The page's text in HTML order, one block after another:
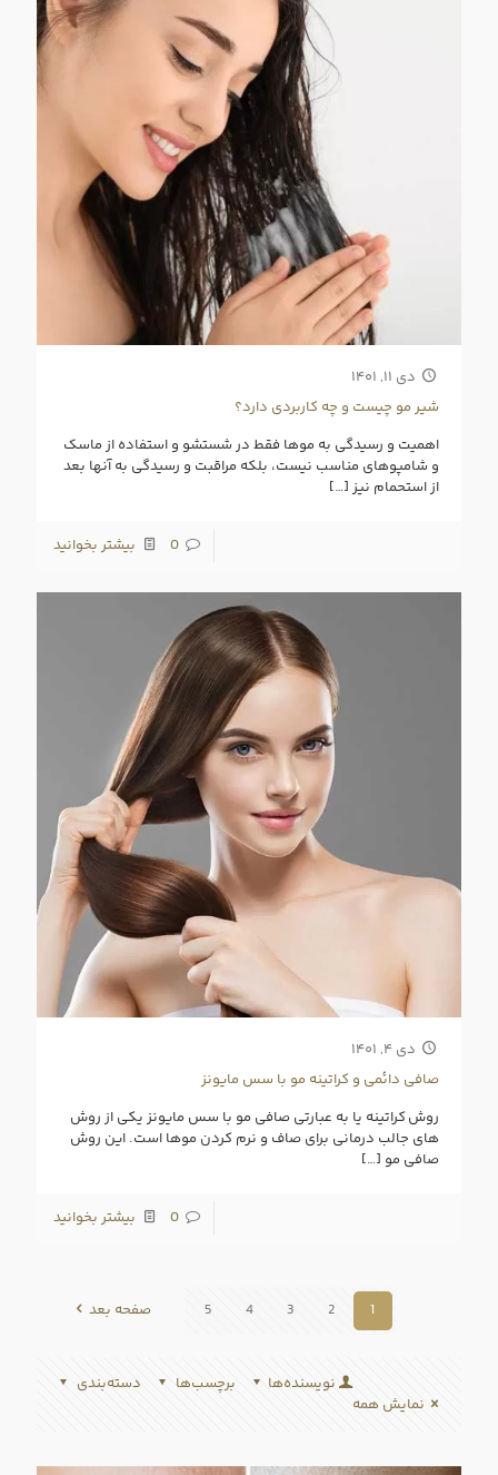
دی ۱۱, ۱۴۰۱
شیر مو چیست و چه کاربردی دارد؟
اهمیت و رسیدگی به موها فقط در شستشو و استفاده از ماسک
و شامپوهای مناسب نیست، بلکه مراقبت و رسیدگی به آنها بعد
از استحمام نیز […]
0 بیشتر بخوانید
دی ۴, ۱۴۰۱
صافی دائمی و کراتینه مو با سس مایونز
روش کراتینه یا به عبارتی صافی مو با سس مایونز یکی از روش‌
های جالب درمانی برای صاف و نرم کردن موها است. این روش
صافی مو […]
0 بیشتر بخوانید
1
2
3
4
5 صفحه بعد
دسته‌بندی برچسب‌ها
نویسنده‌ها
نمایش همه